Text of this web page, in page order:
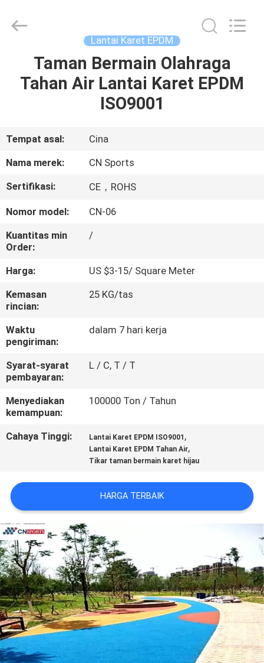
RUMAH
TENTANG
KAMI
TUR
PABRIK
KONTROL
KUALITAS
HUBUNGI
KAMI
PERMINTAAN
SITEMAP
POLICY
Materials
Lantai Karet EPDM
Taman Bermain Olahraga
Tahan Air Lantai Karet EPDM
ISO9001
Tempat asal:
Cina
Nama merek:
CN Sports
Sertifikasi:
CE，ROHS
Nomor model:
CN-06
Kuantitas min
Order:
/
Harga:
US $3-15/ Square Meter
Kemasan
rincian:
25 KG/tas
Waktu
pengiriman:
dalam 7 hari kerja
Syarat-syarat
pembayaran:
L / C, T / T
Menyediakan
kemampuan:
100000 Ton / Tahun
Cahaya Tinggi: Lantai Karet EPDM ISO9001 ,
Lantai Karet EPDM Tahan Air,
Tikar taman bermain karet hijau
HARGA TERBAIK